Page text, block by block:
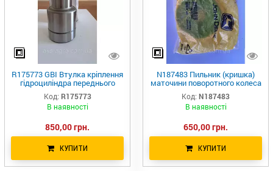
R175773 GBI Втулка кріплення
гідроциліндра переднього
важеля підвіски R537928 JD
Код: R175773
В наявності
850,00 грн.
КУПИТИ
N187483 Пильник (кришка)
маточини поворотного колеса
john Deere
Код: N187483
В наявності
650,00 грн.
КУПИТИ